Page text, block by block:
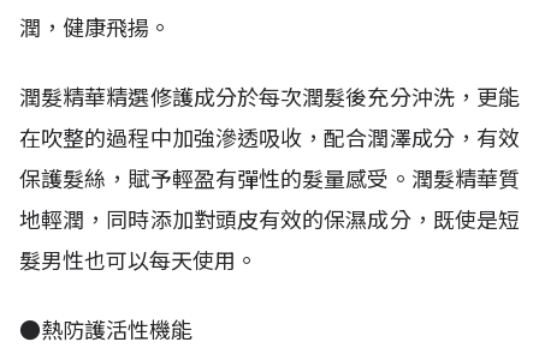
潤，健康飛揚。
潤髮精華精選修護成分於每次潤髮後充分沖洗，更能
在吹整的過程中加強滲透吸收，配合潤澤成分，有效
保護髮絲，賦予輕盈有彈性的髮量感受。潤髮精華質
地輕潤，同時添加對頭皮有效的保濕成分，既使是短
髮男性也可以每天使用。
●熱防護活性機能